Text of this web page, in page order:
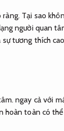
ràng.Tại sao
người quan
tương thích
ngay cả với
hoàn toàn có